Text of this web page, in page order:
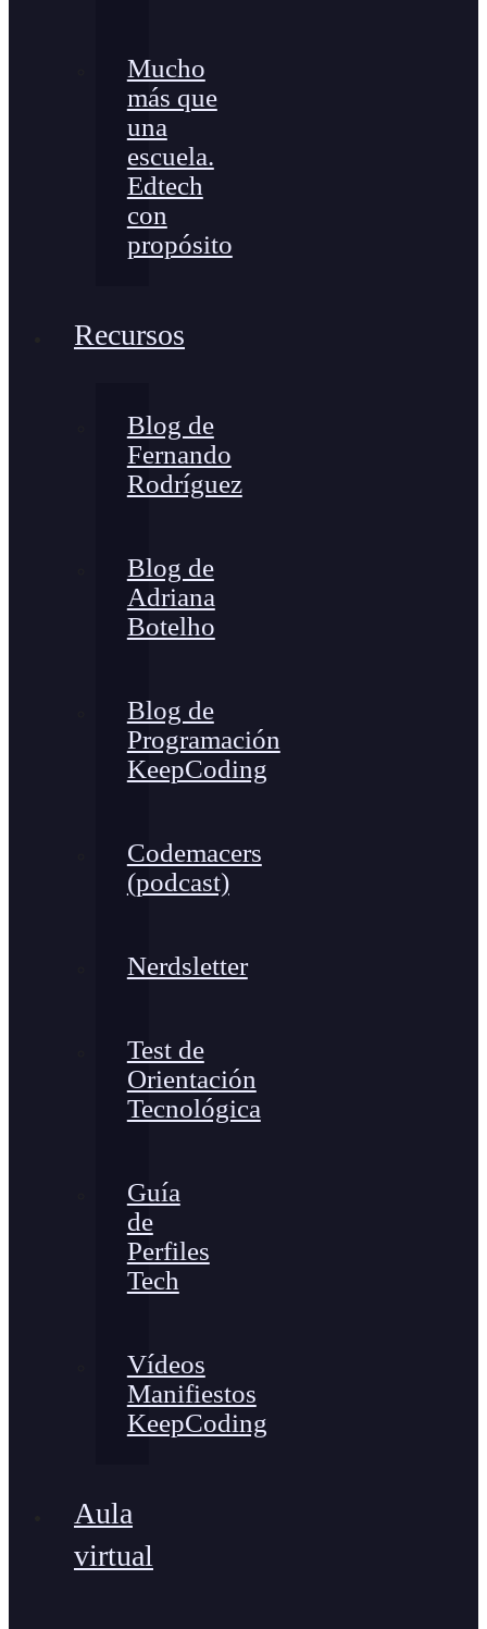
Mucho
más que
una
escuela.
Edtech
con
propósito
Recursos
Blog de
Fernando
Rodríguez
Blog de
Adriana
Botelho
Blog de
Programación
KeepCoding
Codemacers
(podcast)
Nerdsletter
Test de
Orientación
Tecnológica
Guía
de
Perfiles
Tech
Vídeos
Manifiestos
KeepCoding
Aula
virtual